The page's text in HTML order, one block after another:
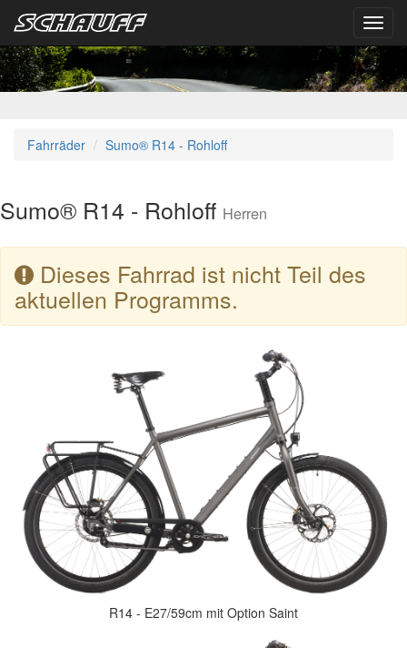
Fahrräder Sumo® R14 - Rohloff
Sumo® R14 - Rohloff Herren
Dieses Fahrrad ist nicht Teil des
aktuellen Programms.
R14 - E27/59cm mit Option Saint